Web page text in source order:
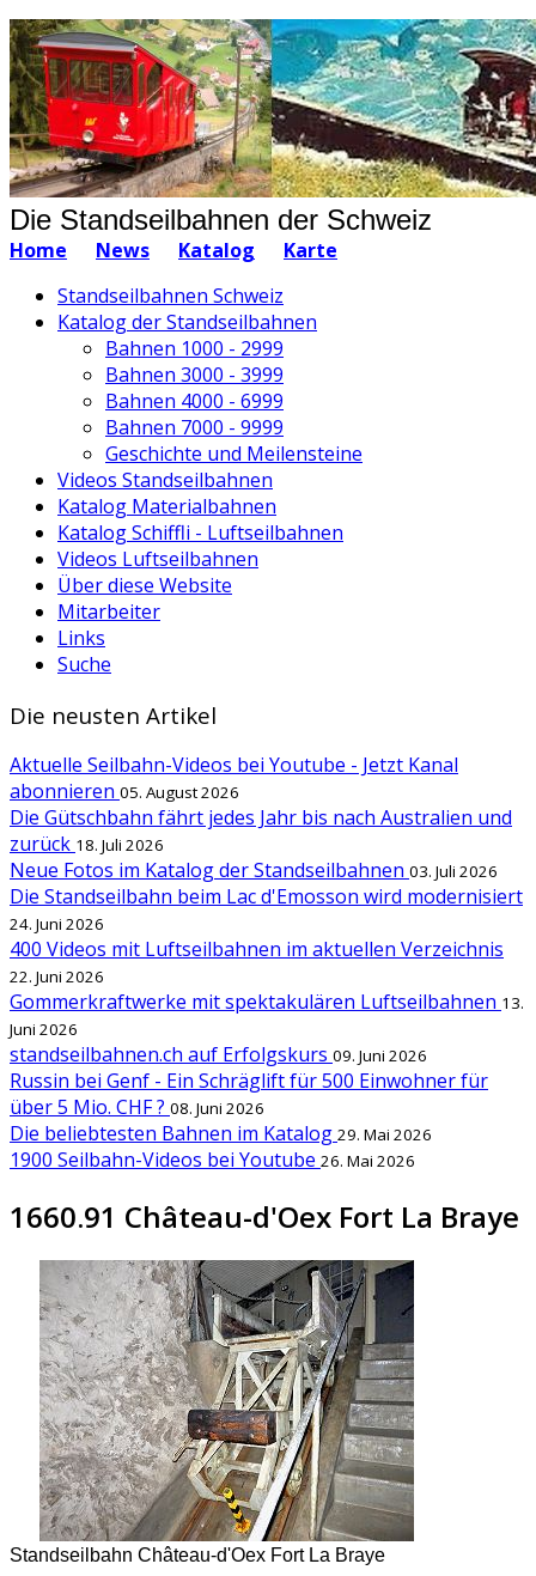
Die Standseilbahnen der Schweiz
Home News Katalog
Karte
Standseilbahnen Schweiz
Katalog der Standseilbahnen
Bahnen 1000 - 2999
Bahnen 3000 - 3999
Bahnen 4000 - 6999
Bahnen 7000 - 9999
Geschichte und Meilensteine
Videos Standseilbahnen
Katalog Materialbahnen
Katalog Schiffli - Luftseilbahnen
Videos Luftseilbahnen
Über diese Website
Mitarbeiter
Links
Suche
Die neusten Artikel
Aktuelle Seilbahn-Videos bei Youtube - Jetzt Kanal
abonnieren 05. August 2026
Die Gütschbahn fährt jedes Jahr bis nach Australien und
zurück 18. Juli 2026
Neue Fotos im Katalog der Standseilbahnen 03. Juli 2026
Die Standseilbahn beim Lac d'Emosson wird modernisiert
24. Juni 2026
400 Videos mit Luftseilbahnen im aktuellen Verzeichnis
22. Juni 2026
Gommerkraftwerke mit spektakulären Luftseilbahnen 13.
Juni 2026
standseilbahnen.ch auf Erfolgskurs 09. Juni 2026
Russin bei Genf - Ein Schräglift für 500 Einwohner für
über 5 Mio. CHF ? 08. Juni 2026
Die beliebtesten Bahnen im Katalog 29. Mai 2026
1900 Seilbahn-Videos bei Youtube 26. Mai 2026
1660.91 Château-d'Oex Fort La Braye
Standseilbahn Château-d'Oex Fort La Braye